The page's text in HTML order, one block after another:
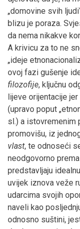
„domovine svih
blizu je poraza.
da nema nikakve
A krivicu za to ne
„ideje
ovoj fazi gušenje
filozofije, ključnu
lijeve orijentacije
(upravo poput
sl.) a istovremenim
promovišu, iz
vlast, te odnoseći
neodgovorno
predstavljaju
uvijek iznova veže
udarcima svojih
naveli kao
odnosno suštini,